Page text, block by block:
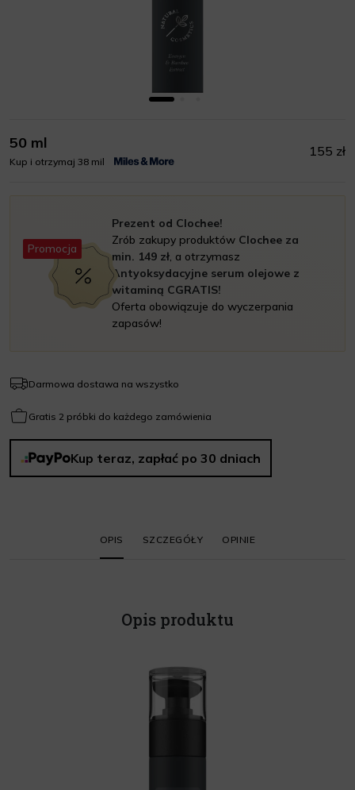
50 ml
Kup i otrzymaj 38 mil
155 zł
Promocja
Prezent od Clochee!
Zrób zakupy produktów Clochee za
min. 149 zł, a otrzymasz
Antyoksydacyjne serum olejowe z
witaminą CGRATIS!
Oferta obowiązuje do wyczerpania
zapasów!
Darmowa dostawa na wszystko
Gratis 2 próbki do każdego zamówienia
Kup teraz, zapłać po 30 dniach
OPIS SZCZEGÓŁY OPINIE
Opis produktu